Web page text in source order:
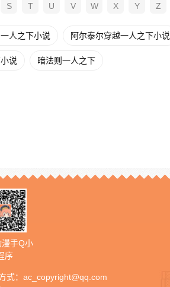
S T U V W X Y Z
人之下小说 阿尔泰尔穿越一人之下小说
说 暗法则一人之下
漫手Q小
序
式： ac_copyright@qq.com